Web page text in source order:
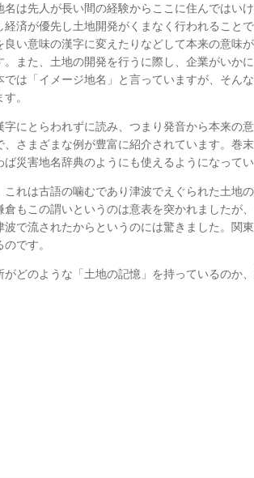
名は先人が長い間の経験からここに住んではい
経済が優先し土地開発がくまなく行われること
良い意味の漢字に変えたりなどして本来の意味
。また、土地の開発を行うに際し、企業がいか
では「イメージ地名」と言っていますが、そん
。
字にとらわれずに読み、つまり発音から本来の
、さまざまな例が豊富に紹介されています。巻
災害地名辞典のようにも使えるようになってい
これは古語の噛むであり津波でえぐられた土地
倉もこの謂いというのは意表を突かれましたが
波で流されたからというのには驚きました。関
です。
がどのような「土地の記憶」を持っているのか